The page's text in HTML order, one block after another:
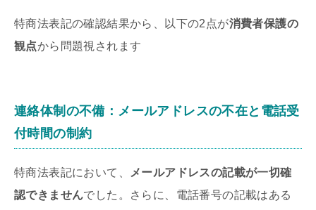
特商法表記の確認結果から、以下の2点が消費者保護の
観点から問題視されます
連絡体制の不備：メールアドレスの不在と電話受
付時間の制約
特商法表記において、
メールアドレスの記載が一切確
認できませんでした。さらに、電話番号の記載はある